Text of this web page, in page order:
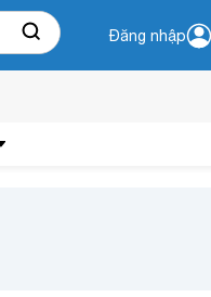
Đăng nhập